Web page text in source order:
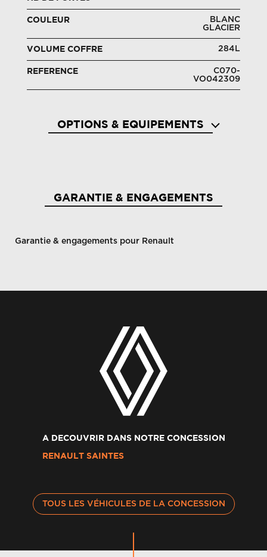
COULEUR
BLANC
GLACIER
VOLUME COFFRE 284L
REFERENCE
C070-
VO042309
OPTIONS & EQUIPEMENTS
GARANTIE & ENGAGEMENTS
Garantie & engagements pour Renault
A DECOUVRIR DANS NOTRE CONCESSION
RENAULT SAINTES
TOUS LES VÉHICULES DE LA CONCESSION